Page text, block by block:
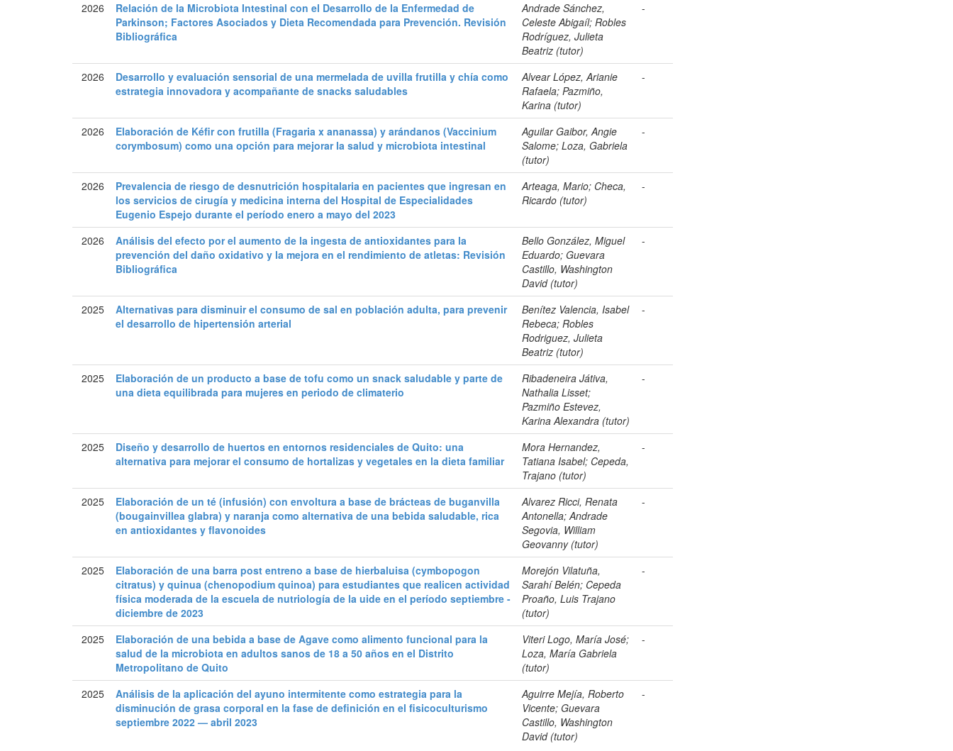
2026
Relación de la Microbiota Intestinal con el Desarrollo de la Enfermedad de
Parkinson; Factores Asociados y Dieta Recomendada para Prevención. Revisión
Bibliográfica
Andrade Sánchez,
Celeste Abigaíl; Robles
Rodríguez, Julieta
Beatriz (tutor)
-
2026
Desarrollo y evaluación sensorial de una mermelada de uvilla frutilla y chía como
estrategia innovadora y acompañante de snacks saludables
Alvear López, Arianie
Rafaela; Pazmiño,
Karina (tutor)
-
2026
Elaboración de Kéfir con frutilla (Fragaria x ananassa) y arándanos (Vaccinium
corymbosum) como una opción para mejorar la salud y microbiota intestinal
Aguilar Gaibor, Angie
Salome; Loza, Gabriela
(tutor)
-
2026
Prevalencia de riesgo de desnutrición hospitalaria en pacientes que ingresan en
los servicios de cirugía y medicina interna del Hospital de Especialidades
Eugenio Espejo durante el período enero a mayo del 2023
Arteaga, Mario; Checa,
Ricardo (tutor)
-
2026
Análisis del efecto por el aumento de la ingesta de antioxidantes para la
prevención del daño oxidativo y la mejora en el rendimiento de atletas: Revisión
Bibliográfica
Bello González, Miguel
Eduardo; Guevara
Castillo, Washington
David (tutor)
-
2025
Alternativas para disminuir el consumo de sal en población adulta, para prevenir
el desarrollo de hipertensión arterial
Benítez Valencia, Isabel
Rebeca; Robles
Rodriguez, Julieta
Beatriz (tutor)
-
2025
Elaboración de un producto a base de tofu como un snack saludable y parte de
una dieta equilibrada para mujeres en periodo de climaterio
Ribadeneira Játiva,
Nathalia Lisset;
Pazmiño Estevez,
Karina Alexandra (tutor)
-
2025
Diseño y desarrollo de huertos en entornos residenciales de Quito: una
alternativa para mejorar el consumo de hortalizas y vegetales en la dieta familiar
Mora Hernandez,
Tatiana Isabel; Cepeda,
Trajano (tutor)
-
2025
Elaboración de un té (infusión) con envoltura a base de brácteas de buganvilla
(bougainvillea glabra) y naranja como alternativa de una bebida saludable, rica
en antioxidantes y flavonoides
Alvarez Ricci, Renata
Antonella; Andrade
Segovia, William
Geovanny (tutor)
-
2025
Elaboración de una barra post entreno a base de hierbaluisa (cymbopogon
citratus) y quinua (chenopodium quinoa) para estudiantes que realicen actividad
física moderada de la escuela de nutriología de la uide en el período septiembre -
diciembre de 2023
Morejón Vilatuña,
Sarahí Belén; Cepeda
Proaño, Luis Trajano
(tutor)
-
2025
Elaboración de una bebida a base de Agave como alimento funcional para la
salud de la microbiota en adultos sanos de 18 a 50 años en el Distrito
Metropolitano de Quito
Viteri Logo, María José;
Loza, María Gabriela
(tutor)
-
2025
Análisis de la aplicación del ayuno intermitente como estrategia para la
disminución de grasa corporal en la fase de definición en el fisicoculturismo
septiembre 2022 — abril 2023
Aguirre Mejía, Roberto
Vicente; Guevara
Castillo, Washington
David (tutor)
-